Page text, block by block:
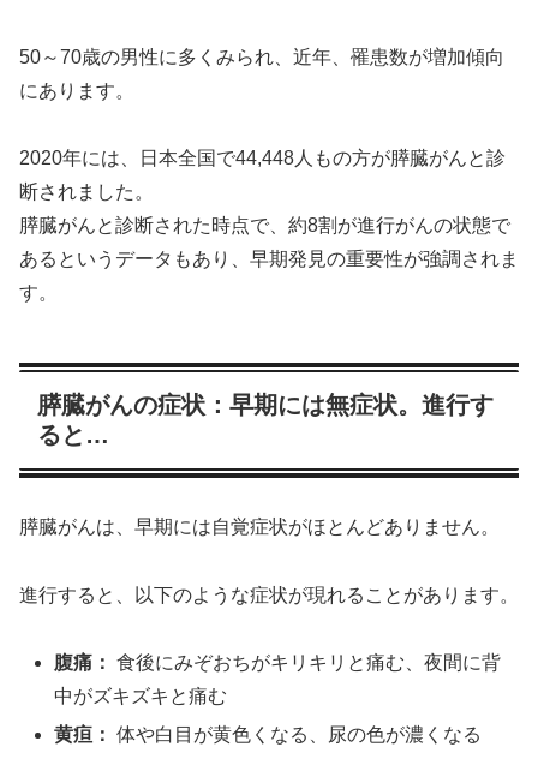
50～70歳の男性に多くみられ、近年、罹患数が増加傾向
にあります。
2020年には、日本全国で44,448人もの方が膵臓がんと診
断されました。
膵臓がんと診断された時点で、約8割が進行がんの状態で
あるというデータもあり、早期発見の重要性が強調されま
す。
膵臓がんの症状：早期には無症状。進行す
ると…
膵臓がんは、早期には自覚症状がほとんどありません。
進行すると、以下のような症状が現れることがあります。
腹痛： 食後にみぞおちがキリキリと痛む、夜間に背
中がズキズキと痛む
黄疸： 体や白目が黄色くなる、尿の色が濃くなる